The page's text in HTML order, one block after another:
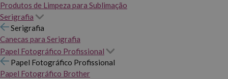
Produtos de Limpeza para Sublimação
Serigrafia
Serigrafia
Canecas para Serigrafia
Papel Fotográfico Profissional
Papel Fotográfico Profissional
Papel Fotográfico Brother